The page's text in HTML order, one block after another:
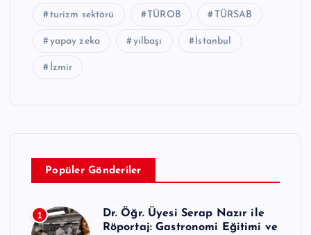
turizm sektörü TÜROB TÜRSAB
yapay zeka yılbaşı İstanbul
İzmir
Popüler Gönderiler
1
Dr. Öğr. Üyesi Serap Nazır ile
Röportaj: Gastronomi Eğitimi ve